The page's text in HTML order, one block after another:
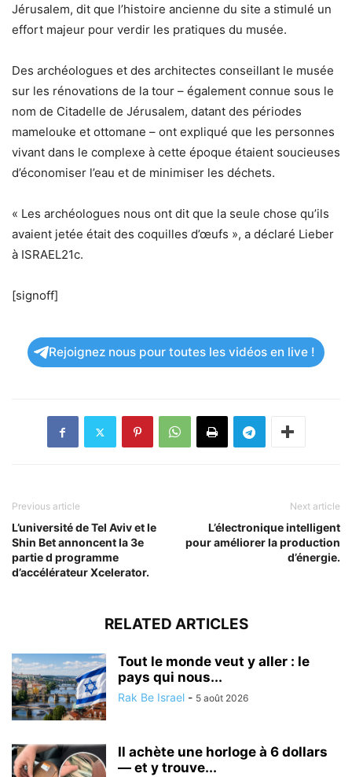
Jérusalem, dit que l’histoire ancienne du site a stimulé un
effort majeur pour verdir les pratiques du musée.
Des archéologues et des architectes conseillant le musée
sur les rénovations de la tour – également connue sous le
nom de Citadelle de Jérusalem, datant des périodes
mamelouke et ottomane – ont expliqué que les personnes
vivant dans le complexe à cette époque étaient soucieuses
d’économiser l’eau et de minimiser les déchets.
« Les archéologues nous ont dit que la seule chose qu’ils
avaient jetée était des coquilles d’œufs », a déclaré Lieber
à ISRAEL21c.
[signoff]
Rejoignez nous pour toutes les vidéos en live !
Previous article
L’université de Tel Aviv et le
Shin Bet annoncent la 3e
partie d programme
d’accélérateur Xcelerator.
Next article
L’électronique intelligent
pour améliorer la production
d’énergie.
RELATED ARTICLES
Tout le monde veut y aller : le
pays qui nous...
Rak Be Israel - 5 août 2026
Il achète une horloge à 6 dollars
— et y trouve...